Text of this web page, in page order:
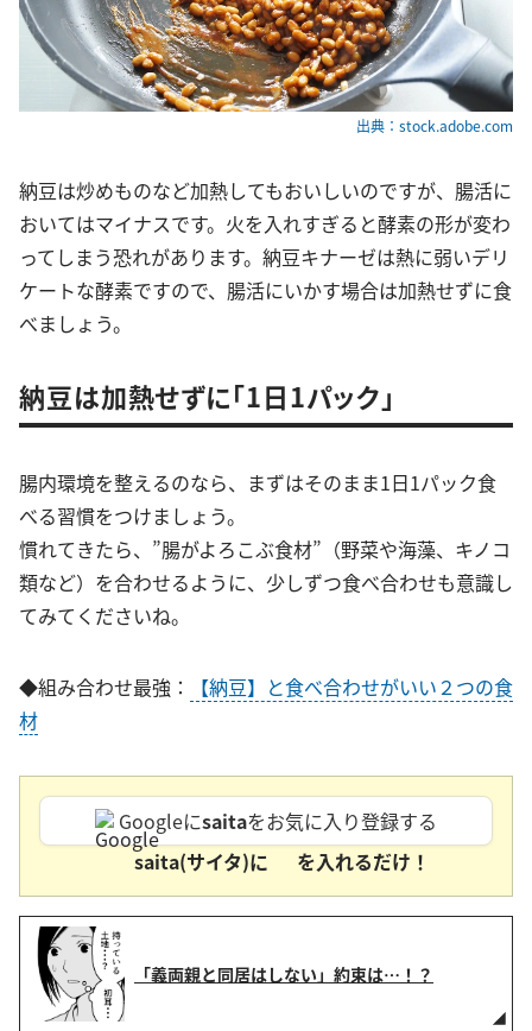
出典：stock.adobe.com
納豆は炒めものなど加熱してもおいしいのですが、腸活に
おいてはマイナスです。火を入れすぎると酵素の形が変わ
ってしまう恐れがあります。納豆キナーゼは熱に弱いデリ
ケートな酵素ですので、腸活にいかす場合は加熱せずに食
べましょう。
納豆は加熱せずに「1日1パック」
腸内環境を整えるのなら、まずはそのまま1日1パック食
べる習慣をつけましょう。
慣れてきたら、”腸がよろこぶ食材”（野菜や海藻、キノコ
類など）を合わせるように、少しずつ食べ合わせも意識し
てみてくださいね。
◆組み合わせ最強：
【納豆】と食べ合わせがいい２つの食
材
Googleにsaitaをお気に入り登録する
saita(サイタ)に
を入れるだけ！
「義両親と同居はしない」約束は…！？